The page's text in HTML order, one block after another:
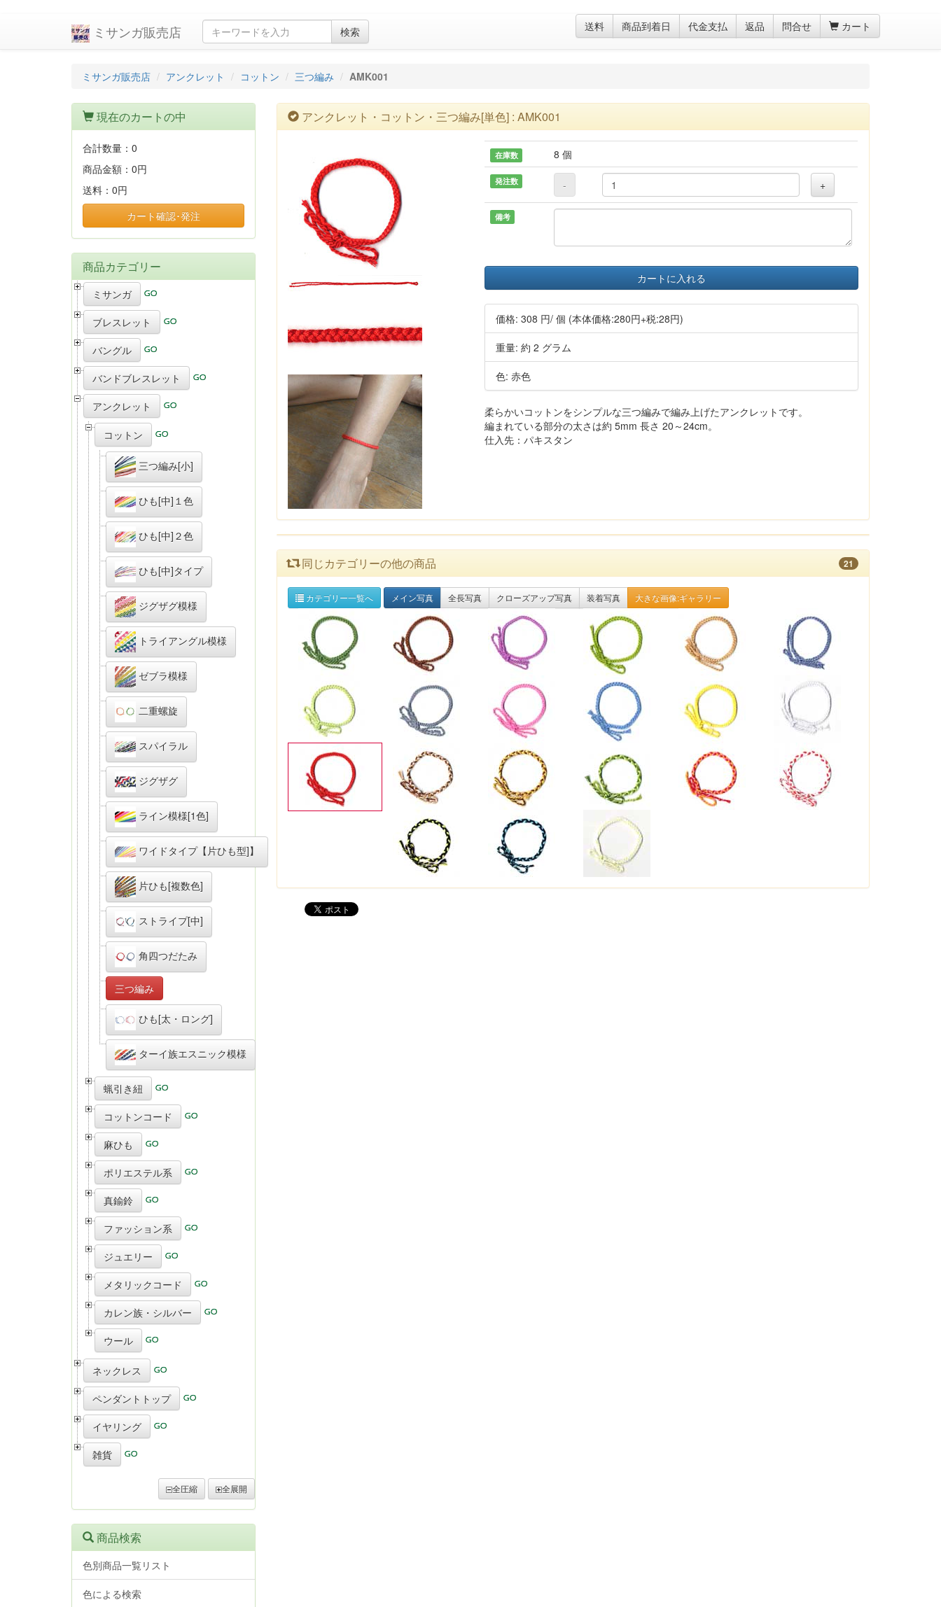
ミサンガ販売店 検索 送料 商品到着日 代金支払 返品 問合せ カート
ミサンガ販売店 アンクレット コットン 三つ編み AMK001
アンクレット・コットン・三つ編み[単色] : AMK001
在庫数 8 個
発注数 - +
備考
カートに入れる
価格:308 円/ 個 (本体価格:280円+税:28円)
重量: 約 2 グラム
色: 赤色
柔らかいコットンをシンプルな三つ編みで編み上げたアンクレットです。
編まれている部分の太さは約 5mm 長さ 20～24cm。
仕入先：パキスタン
同じカテゴリーの他の商品 21
カテゴリー一覧へ メイン写真 全長写真 クローズアップ写真 装着写真 大きな画像:ギャラリー
現在のカートの中
合計数量： 0
商品金額： 0円
送料： 0円
カート確認･発注
商品カテゴリー
ミサンガ
ブレスレット
バングル
バンドブレスレット
アンクレット
コットン
三つ編み[小]
ひも[中]１色
ひも[中]２色
ひも[中]タイプ
ジグザグ模様
トライアングル模様
ゼブラ模様
二重螺旋
スパイラル
ジグザグ
ライン模様[1色]
ワイドタイプ【片ひも型]】
片ひも[複数色]
ストライプ[中]
角四つだたみ
三つ編み
ひも[太・ロング]
ターイ族エスニック模様
蝋引き紐
コットンコード
麻ひも
ポリエステル系
真鍮鈴
ファッション系
ジュエリー
メタリックコード
カレン族・シルバー
ウール
ネックレス
ペンダントトップ
イヤリング
雑貨
全圧縮 全展開
商品検索
色別商品一覧リスト
色による検索